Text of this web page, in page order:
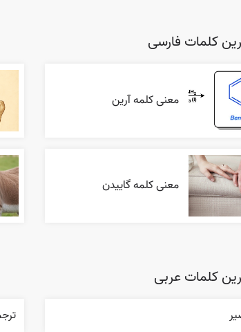
کلمات فارسی
معنی کلمه آرین
معنی کلمه گاییدن
کلمات عربی